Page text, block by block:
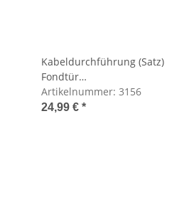
Kabeldurchführung (Satz)
Fondtür
W108/W109/W110/W114/W115
Artikelnummer: 3156
24,99 € *